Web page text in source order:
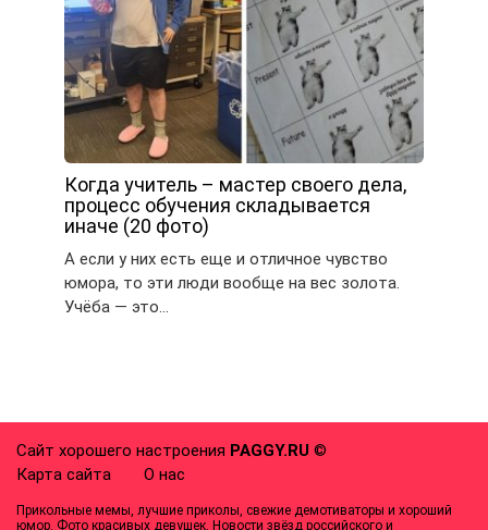
Когда учитель – мастер своего дела,
процесс обучения складывается
иначе (20 фото)
А если у них есть еще и отличное чувство
юмора, то эти люди вообще на вес золота.
Учёба — это…
Сайт хорошего настроения PAGGY.RU ©
Карта сайта
О нас
Прикольные мемы, лучшие приколы, свежие демотиваторы и хороший
юмор. Фото красивых девушек. Новости звёзд российского и